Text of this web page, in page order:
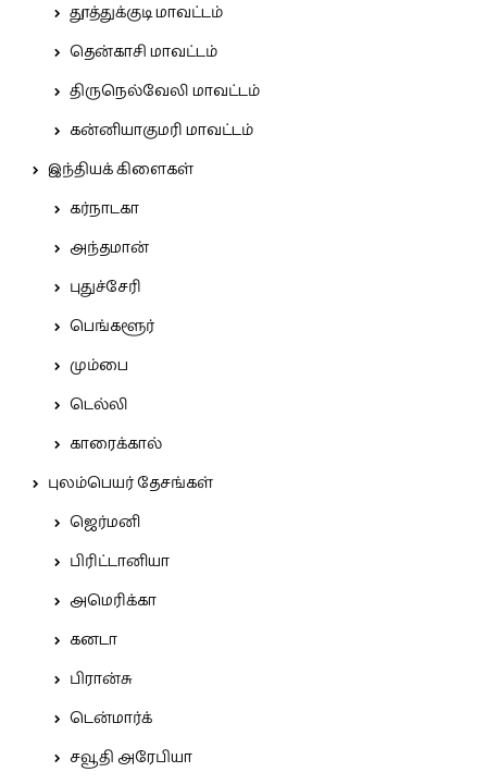
தூத்துக்குடி மாவட்டம்
தென்காசி மாவட்டம்
திருநெல்வேலி மாவட்டம்
கன்னியாகுமரி மாவட்டம்
இந்தியக் கிளைகள்
கர்நாடகா
அந்தமான்
புதுச்சேரி
பெங்களூர்
மும்பை
டெல்லி
காரைக்கால்
புலம்பெயர் தேசங்கள்
ஜெர்மனி
பிரிட்டானியா
அமெரிக்கா
கனடா
பிரான்சு
டென்மார்க்
சவூதி அரேபியா